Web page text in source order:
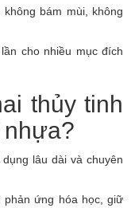
bám mùi, không
cho nhiều mục đích
thủy tinh
nhựa?
lâu dài và chuyên
phản ứng hóa học, giữ